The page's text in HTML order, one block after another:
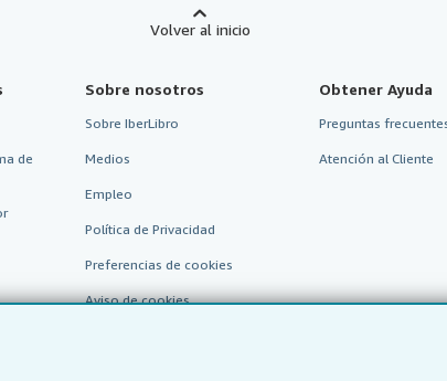
Volver al inicio
de
Sobre nosotros
Sobre IberLibro
Medios
Empleo
Política de Privacidad
Preferencias de cookies
Aviso de cookies
Obtener Ayuda
Preguntas
Atención al Cliente